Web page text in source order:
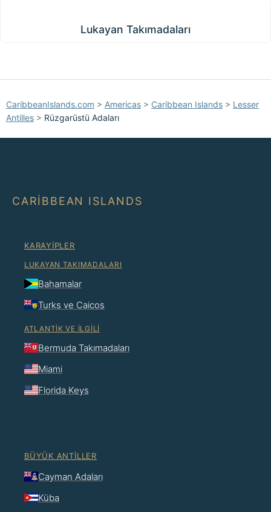
Lukayan Takımadaları
CaribbeanIslands.com > Americas > Caribbean Islands > Lesser
Antilles > Rüzgarüstü Adaları
CARIBBEAN ISLANDS
KARAYIPLER
LUKAYAN TAKIMADALARI
Bahamalar
Turks ve Caicos
ATLANTIK VE İLGILI
Bermuda Takımadaları
Miami
Florida Keys
BÜYÜK ANTILLER
Cayman Adaları
Küba